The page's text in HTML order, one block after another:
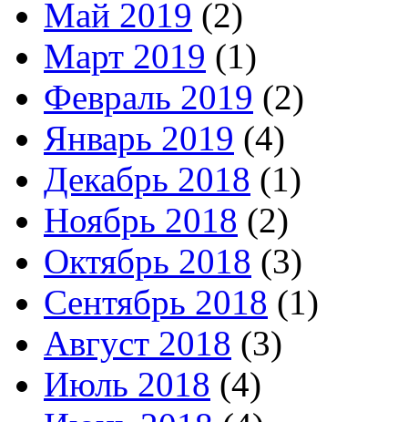
Май 2019 (2)
Март 2019 (1)
Февраль 2019 (2)
Январь 2019 (4)
Декабрь 2018 (1)
Ноябрь 2018 (2)
Октябрь 2018 (3)
Сентябрь 2018 (1)
Август 2018 (3)
Июль 2018 (4)